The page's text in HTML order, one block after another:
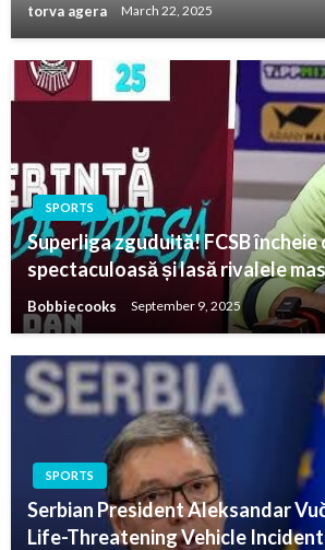
torva agera March 22, 2025
SPORTS
Superliga zguduită! FCSB
spectaculoasă și lasă rivalele
Bobbiecooks September 9, 2025
SPORTS
Serbian President Aleksandar
Life-Threatening Vehicle